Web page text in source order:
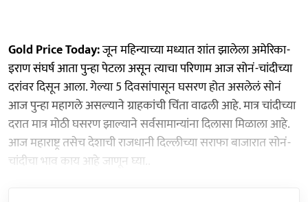
Gold Price Today:जून महिन्याच्या मध्यात शांत झालेला अमेरिका-
इराण संघर्ष आता पुन्हा पेटला असून त्याचा परिणाम आज सोनं-चांदीच्या
दरांवर दिसून आला. गेल्या 5 दिवसांपासून घसरण होत असलेलं सोनं
आज पुन्हा महागले असल्याने ग्राहकांची चिंता वाढली आहे. मात्र चांदीच्या
दरात मात्र मोठी घसरण झाल्याने सर्वसामान्यांना दिलासा मिळाला आहे.
आज महाराष्ट्र तसेच देशाची राजधानी दिल्लीच्या सराफा बाजारात सोनं-
चांदीचा भाव काय आहे जाणून घ्या..